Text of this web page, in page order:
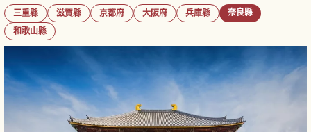
三重縣 滋賀縣 京都府 大阪府 兵庫縣
奈良縣
和歌山縣